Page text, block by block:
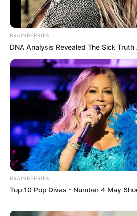
BRAINBERRIES
DNA Analysis Revealed The Sick
BRAINBERRIES
Top 10 Pop Divas - Number 4 May